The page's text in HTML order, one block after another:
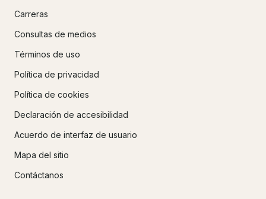
Carreras
Consultas de medios
Términos de uso
Política de privacidad
Política de cookies
Declaración de accesibilidad
Acuerdo de interfaz de usuario
Mapa del sitio
Contáctanos